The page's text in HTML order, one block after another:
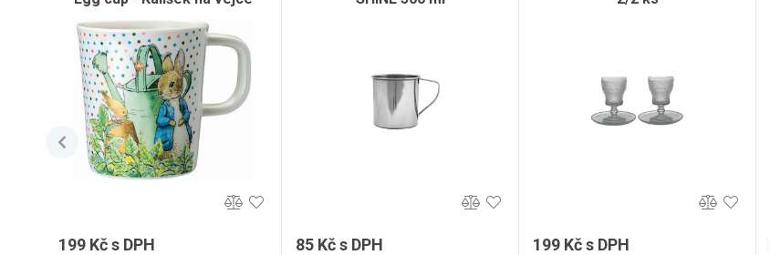
199 Kč s DPH 85 Kč s DPH 199 Kč s DPH